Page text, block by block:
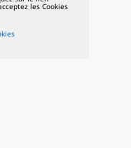
les Cookies